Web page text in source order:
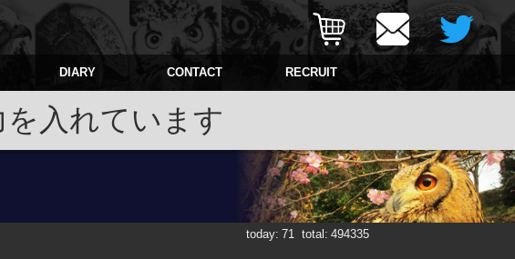
DIARY CONTACT RECRUIT
入れています
today: 71 total: 494335